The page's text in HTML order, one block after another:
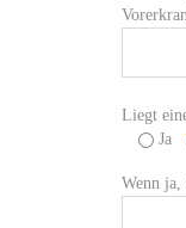
Liegt
Ja
Wenn ja,